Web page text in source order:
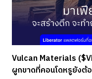
Vulcan Materials
ผูกขาดที่คอนโดหรูยังต้